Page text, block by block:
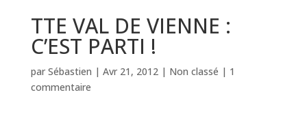
TTE VAL DE VIENNE :
C’EST PARTI !
par Sébastien | Avr 21, 2012| Non classé | 1
commentaire